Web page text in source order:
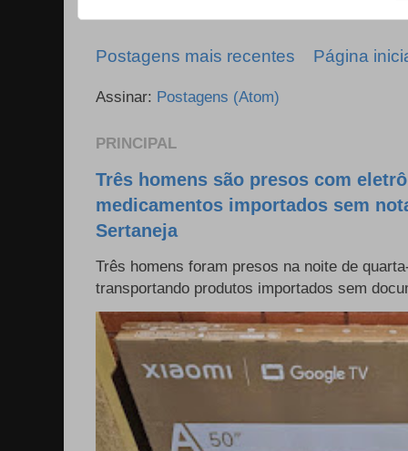
Postagens mais recentes Página
Assinar: Postagens (Atom)
PRINCIPAL
Três homens são presos com
medicamentos importados sem
Sertaneja
Três homens foram presos na noite de
transportando produtos importados sem